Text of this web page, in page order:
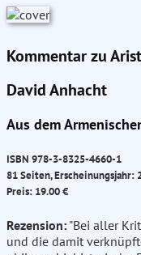
Kommentar zu
David Anhacht
Aus dem
ISBN 978-3-8325-4660-1
81 Seiten, Erscheinungsjahr:
Preis: 19.00 €
Rezension: "Bei aller
und die damit